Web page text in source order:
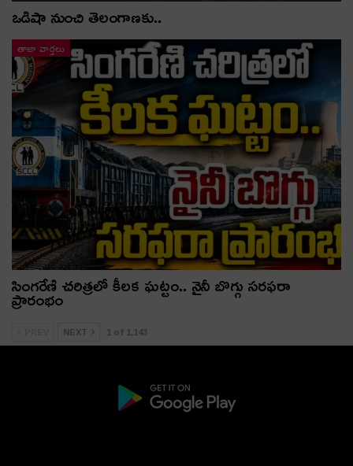
ఒడిషా నుంచి తెలంగాణ‌కు..
తాజా వార్తలు
సింగరేణి చరిత్రలో కీలక ఘట్టం.. నైనీ బొగ్గు సరఫరా
ప్రారంభం
NEXT 1 of 1,143